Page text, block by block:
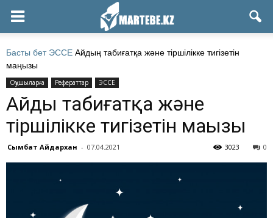
Басты бет ЭССЕ Айдың табиғатқа және тіршілікке тигізетін
маңызы
Оқушыларға Рефераттар ЭССЕ
Айдың табиғатқа және
тіршілікке тигізетін маңызы
Сымбат Айдархан - 07.04.2021 0
3023